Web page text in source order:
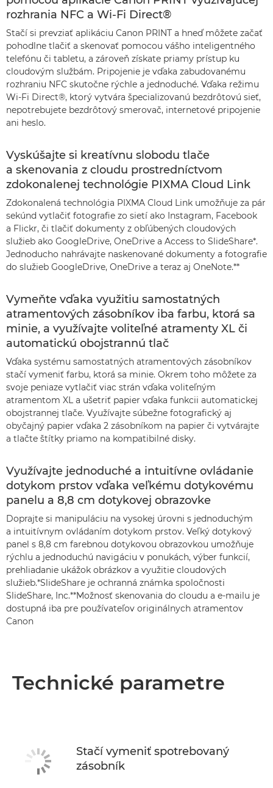
rozhrania NFC a Wi-Fi Direct®
Stačí si prevziať aplikáciu Canon PRINT a hneď môžete začať
pohodlne tlačiť a skenovať pomocou vášho inteligentného
telefónu či tabletu, a zároveň získate priamy prístup ku
cloudovým službám. Pripojenie je vďaka zabudovanému
rozhraniu NFC skutočne rýchle a jednoduché. Vďaka režimu
Wi-Fi Direct®, ktorý vytvára špecializovanú bezdrôtovú sieť,
nepotrebujete bezdrôtový smerovač, internetové pripojenie
ani heslo.
Vyskúšajte si kreatívnu slobodu tlače
a skenovania z cloudu prostredníctvom
zdokonalenej technológie PIXMA Cloud Link
Zdokonalená technológia PIXMA Cloud Link umožňuje za pár
sekúnd vytlačiť fotografie zo sietí ako Instagram, Facebook
a Flickr, či tlačiť dokumenty z obľúbených cloudových
služieb ako GoogleDrive, OneDrive a Access to SlideShare*.
Jednoducho nahrávajte naskenované dokumenty a fotografie
do služieb GoogleDrive, OneDrive a teraz aj OneNote.**
Vymeňte vďaka využitiu samostatných
atramentových zásobníkov iba farbu, ktorá sa
minie, a využívajte voliteľné atramenty XL či
automatickú obojstrannú tlač
Vďaka systému samostatných atramentových zásobníkov
stačí vymeniť farbu, ktorá sa minie. Okrem toho môžete za
svoje peniaze vytlačiť viac strán vďaka voliteľným
atramentom XL a ušetriť papier vďaka funkcii automatickej
obojstrannej tlače. Využívajte súbežne fotografický aj
obyčajný papier vďaka 2 zásobníkom na papier či vytvárajte
a tlačte štítky priamo na kompatibilné disky.
Využívajte jednoduché a intuitívne ovládanie
dotykom prstov vďaka veľkému dotykovému
panelu a 8,8 cm dotykovej obrazovke
Doprajte si manipuláciu na vysokej úrovni s jednoduchým
a intuitívnym ovládaním dotykom prstov. Veľký dotykový
panel s 8,8 cm farebnou dotykovou obrazovkou umožňuje
rýchlu a jednoduchú navigáciu v ponukách, výber funkcií,
prehliadanie ukážok obrázkov a využitie cloudových
služieb.*SlideShare je ochranná známka spoločnosti
SlideShare, Inc.**Možnosť skenovania do cloudu a e-mailu je
dostupná iba pre používateľov originálnych atramentov
Canon
Technické parametre
Stačí vymeniť spotrebovaný
zásobník